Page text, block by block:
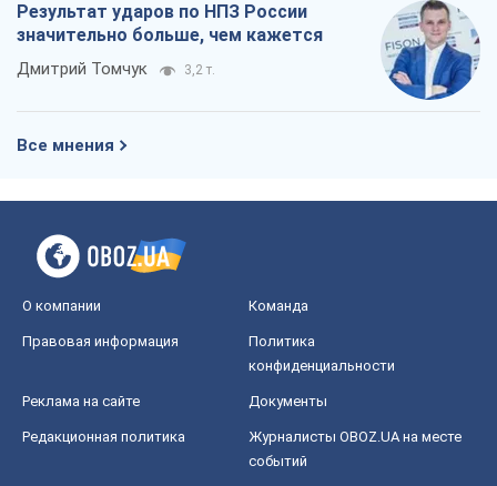
Результат ударов по НПЗ России
значительно больше, чем кажется
Дмитрий Томчук 3,2 т.
Все мнения
О компании Команда
Правовая информация
Политика
конфиденциальности
Реклама на сайте Документы
Редакционная политика
Журналисты OBOZ.UA на месте
событий